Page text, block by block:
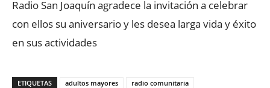
Radio San Joaquín agradece la invitación a celebrar
con ellos su aniversario y les desea larga vida y éxito
en sus actividades
ETIQUETAS adultos mayores radio comunitaria